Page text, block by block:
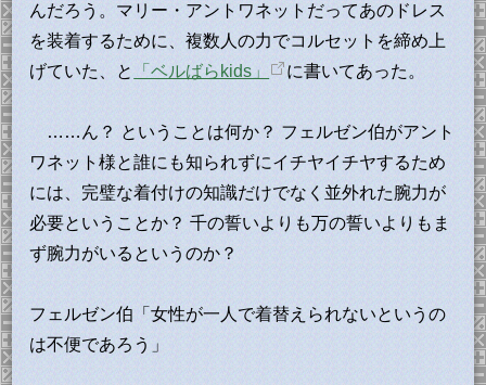
んだろう。マリー・アントワネットだってあのドレス
を装着するために、複数人の力でコルセットを締め上
げていた、と
「ベルばらkids」 に書いてあった。
……ん？ ということは何か？ フェルゼン伯がアント
ワネット様と誰にも知られずにイチヤイチヤするため
には、完璧な着付けの知識だけでなく並外れた腕力が
必要ということか？ 千の誓いよりも万の誓いよりもま
ず腕力がいるというのか？
フェルゼン伯「女性が一人で着替えられないというの
は不便であろう」